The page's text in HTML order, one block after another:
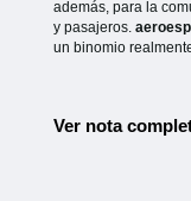
además, para la
y pasajeros.
un binomio
Ver nota